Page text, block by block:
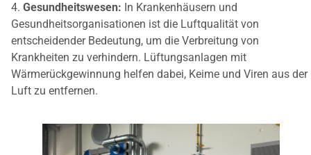
4. Gesundheitswesen: In Krankenhäusern und
Gesundheitsorganisationen ist die Luftqualität von
entscheidender Bedeutung, um die Verbreitung von
Krankheiten zu verhindern. Lüftungsanlagen mit
Wärmerückgewinnung helfen dabei, Keime und Viren aus der
Luft zu entfernen.